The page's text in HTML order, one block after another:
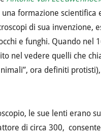
formazione scientifica
di sua invenzione,
e funghi. Quando nel
nel vedere quelli che
ora definiti
le sue lenti erano
di circa 300,